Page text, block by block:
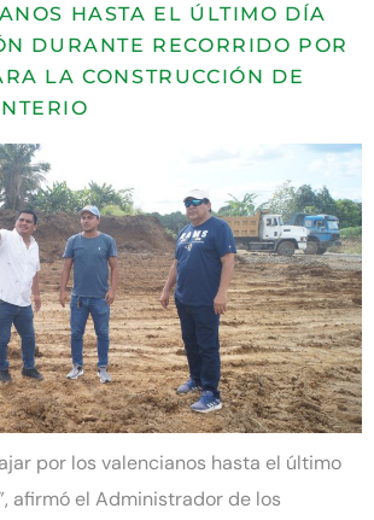
HASTA EL ÚLTIMO DÍA
DURANTE RECORRIDO POR
LA CONSTRUCCIÓN DE
por los valencianos hasta el último
afirmó el Administrador de los